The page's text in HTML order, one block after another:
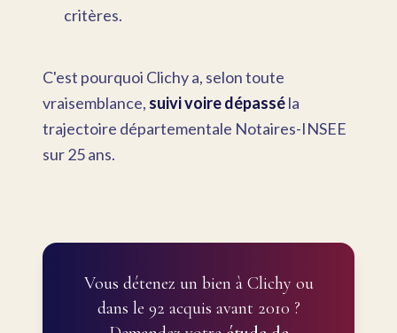
critères.
C'est pourquoi Clichy a, selon toute
vraisemblance, suivi voire dépasséla
trajectoire départementale Notaires-INSEE
sur 25 ans.
Vous détenez un bien à Clichy ou
dans le 92 acquis avant 2010 ?